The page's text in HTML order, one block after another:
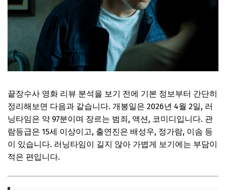
끝장수사 영화 리뷰 분석을 보기 전에 기본 정보부터 간단히
정리해보면 다음과 같습니다. 개봉일은 2026년 4월 2일, 러
닝타임은 약 97분이며 장르는 범죄, 액션, 코미디입니다. 관
람등급은 15세 이상이고, 출연진은 배성우, 정가람, 이솜 등
이 있습니다. 러닝타임이 길지 않아 가볍게 보기에는 부담이
적은 편입니다.